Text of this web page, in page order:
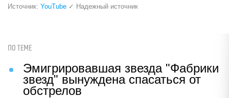
Источник: YouTube ✓ Надежный источник
ПО ТЕМЕ
Эмигрировавшая звезда "Фабрики
звезд" вынуждена спасаться от
обстрелов